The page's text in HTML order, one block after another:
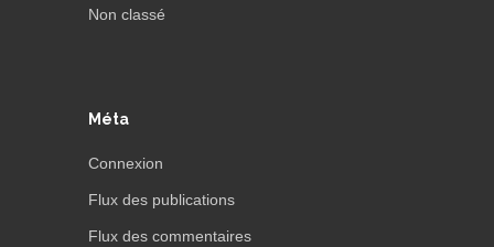
Non classé
Méta
Connexion
Flux des publications
Flux des commentaires